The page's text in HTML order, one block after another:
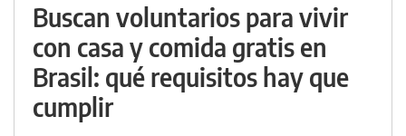
Buscan voluntarios para vivir
con casa y comida gratis en
Brasil: qué requisitos hay que
cumplir